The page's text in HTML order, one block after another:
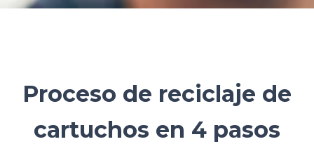
Proceso de reciclaje de
cartuchos en 4 pasos